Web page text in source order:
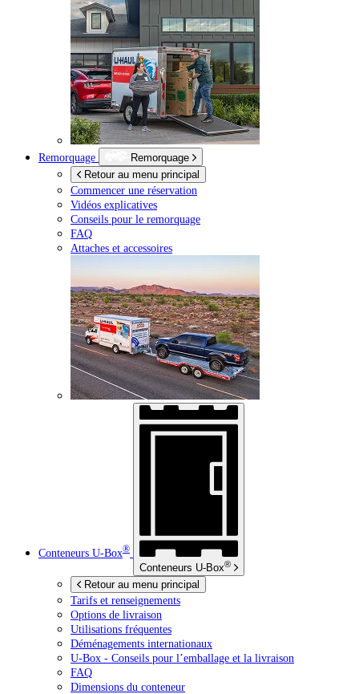
Remorquage
Remorquage
Retour au menu principal
Commencer une réservation
Vidéos explicatives
Conseils pour le remorquage
FAQ
Attaches et accessoires
Conteneurs U-Box®
Conteneurs U-Box®
Retour au menu principal
Tarifs et renseignements
Options de livraison
Utilisations fréquentes
Déménagements internationaux
U-Box - Conseils pour l’emballage et la livraison
FAQ
Dimensions du conteneur